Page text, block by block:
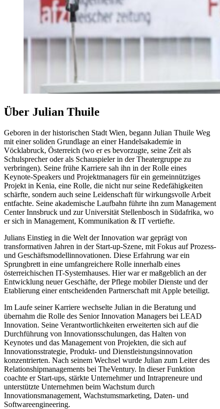
Über Julian Thuile
Geboren in der historischen Stadt Wien, begann Julian Thuile Weg
mit einer soliden Grundlage an einer Handelsakademie in
Vöcklabruck, Österreich (wo er es bevorzugte, seine Zeit als
Schulsprecher oder als Schauspieler in der Theatergruppe zu
verbringen). Seine frühe Karriere sah ihn in der Rolle eines
Keynote-Speakers und Projektmanagers für ein gemeinnütziges
Projekt in Kenia, eine Rolle, die nicht nur seine Redefähigkeiten
schärfte, sondern auch seine Leidenschaft für wirkungsvolle Arbeit
entfachte. Seine akademische Laufbahn führte ihn zum Management
Center Innsbruck und zur Universität Stellenbosch in Südafrika, wo
er sich in Management, Kommunikation & IT vertiefte.
Julians Einstieg in die Welt der Innovation war geprägt von
transformativen Jahren in der Start-up-Szene, mit Fokus auf Prozess-
und Geschäftsmodellinnovationen. Diese Erfahrung war ein
Sprungbrett in eine umfangreichere Rolle innerhalb eines
österreichischen IT-Systemhauses. Hier war er maßgeblich an der
Entwicklung neuer Geschäfte, der Pflege mobiler Dienste und der
Etablierung einer entscheidenden Partnerschaft mit Apple beteiligt.
Im Laufe seiner Karriere wechselte Julian in die Beratung und
übernahm die Rolle des Senior Innovation Managers bei LEAD
Innovation. Seine Verantwortlichkeiten erweiterten sich auf die
Durchführung von Innovationsschulungen, das Halten von
Keynotes und das Management von Projekten, die sich auf
Innovationsstrategie, Produkt- und Dienstleistungsinnovation
konzentrierten. Nach seinem Wechsel wurde Julian zum Leiter des
Relationshipmanagements bei TheVentury. In dieser Funktion
coachte er Start-ups, stärkte Unternehmer und Intrapreneure und
unterstützte Unternehmen beim Wachstum durch
Innovationsmanagement, Wachstumsmarketing, Daten- und
Softwareengineering.